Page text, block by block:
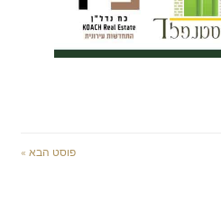
פוסט הבא »